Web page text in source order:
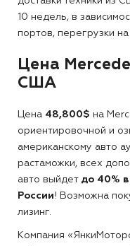
10 недель, в
портов, перегрузки
Цена
США
Цена 48,800$ на
ориентировочной и
американскому авто
растаможки, всех
авто выйдет до 40%
России! Возможна
лизинг.
Компания